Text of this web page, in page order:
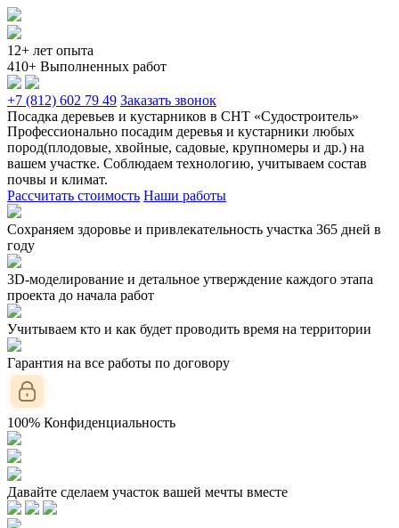
12+ лет опыта
410+ Выполненных работ
+7 (812) 602 79 49 Заказать звонок
Посадка деревьев и кустарников в СНТ «Судостроитель»
Профессионально посадим деревья и кустарники любых
пород(плодовые, хвойные, садовые, крупномеры и др.) на
вашем участке. Соблюдаем технологию, учитываем состав
почвы и климат.
Рассчитать стоимость Наши работы
Сохраняем здоровье и привлекательность участка 365 дней в
году
3D-моделирование и детальное утверждение каждого этапа
проекта до начала работ
Учитываем кто и как будет проводить время на территории
Гарантия на все работы по договору
100% Конфиденциальность
Давайте сделаем участок вашей мечты вместе